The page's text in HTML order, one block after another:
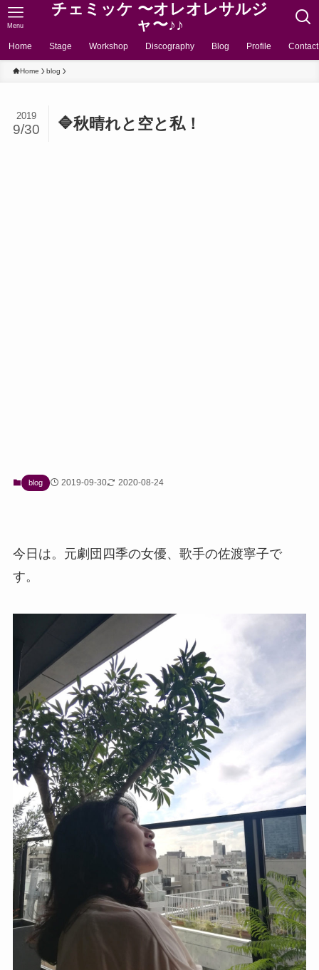
チェミッケ 〜オレオレサルジ
ャ〜♪♪
Menu
Home Stage Workshop Discography Blog Profile Contact
Home blog
🔷秋晴れと空と私！
2019
9/30
blog 2019-09-30 2020-08-24
今日は。元劇団四季の女優、歌手の佐渡寧子で
す。